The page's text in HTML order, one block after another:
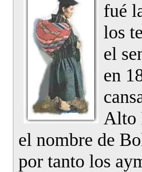
fué
los
el
en
Alto
el nombre de
por tanto los